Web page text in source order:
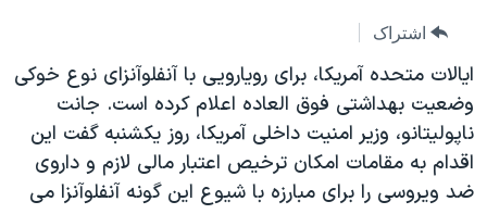
اصلی
جهش
به
جستجوویژه برنامه‌ها
ویدیوها
صفحه‌های ویژه
عملیات خشم حماسی
۲۵۰سالگی آمریکا
بایگانی برنامه‌های تلویزیونی
پخش رادیویی
یادگیری زبان انگلیسی
اشتراک
ایالات متحده آمریکا، برای رویارویی با آنفلوآنزای نوع خوکی
وضعیت بهداشتی فوق العاده اعلام کرده است. جانت
ناپولیتانو، وزیر امنیت داخلی آمریکا، روز یکشنبه گفت این
اقدام به مقامات امکان ترخیص اعتبار مالی لازم و داروی
ضد ویروسی را برای مبارزه با شیوع این گونه آنفلوآنزا می